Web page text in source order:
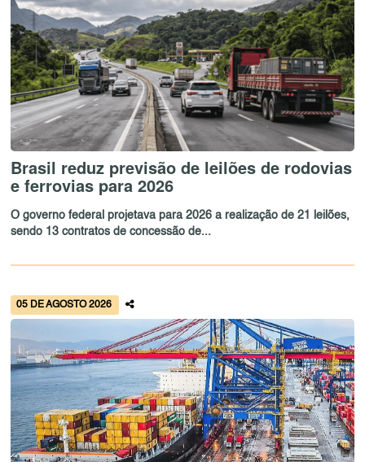
Brasil reduz previsão de leilões de rodovias
e ferrovias para 2026
O governo federal projetava para 2026 a realização de 21 leilões,
sendo 13 contratos de concessão de...
05 DE AGOSTO 2026